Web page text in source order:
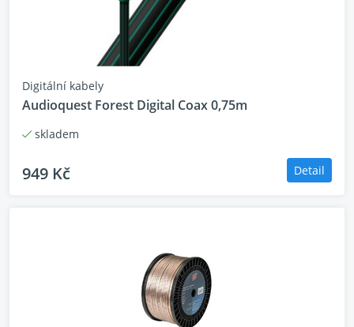
Digitální kabely
Audioquest Forest Digital Coax 0,75m
skladem
949 Kč Detail